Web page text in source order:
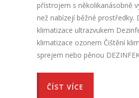
přístrojem s několikanásobně
než nabízejí běžné prostředky.
klimatizace ultrazvukem
klimatizace ozonem Čištění
sprejem nebo pěnou
ČÍST VÍCE